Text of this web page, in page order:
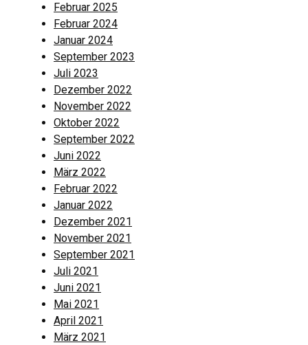
Februar 2025
Februar 2024
Januar 2024
September 2023
Juli 2023
Dezember 2022
November 2022
Oktober 2022
September 2022
Juni 2022
März 2022
Februar 2022
Januar 2022
Dezember 2021
November 2021
September 2021
Juli 2021
Juni 2021
Mai 2021
April 2021
März 2021